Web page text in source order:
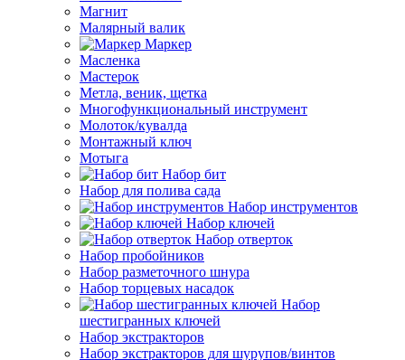
Магнит
Малярный валик
Маркер
Масленка
Мастерок
Метла, веник, щетка
Многофункциональный инструмент
Молоток/кувалда
Монтажный ключ
Мотыга
Набор бит
Набор для полива сада
Набор инструментов
Набор ключей
Набор отверток
Набор пробойников
Набор разметочного шнура
Набор торцевых насадок
Набор
шестигранных ключей
Набор экстракторов
Набор экстракторов для шурупов/винтов